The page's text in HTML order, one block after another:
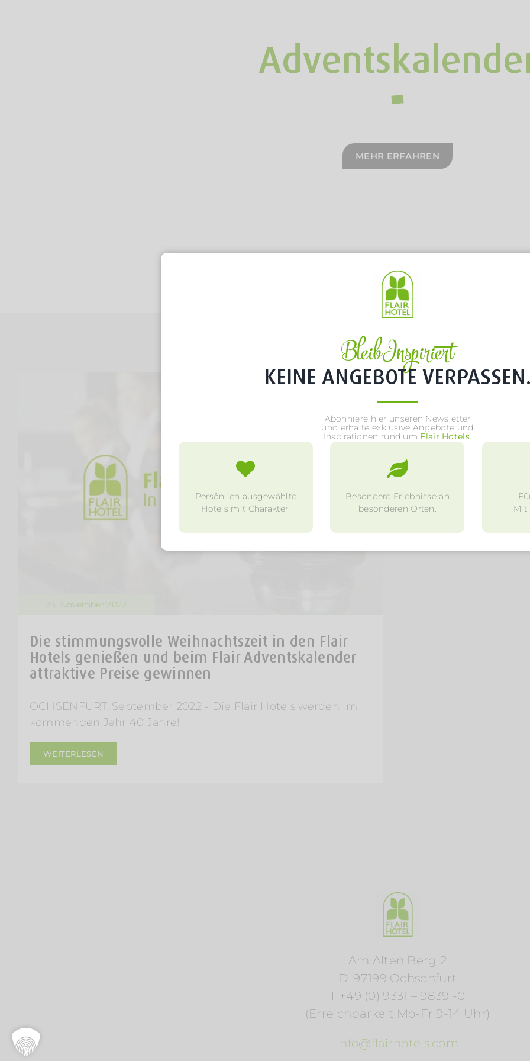
MEHR ERFAHREN
23. November 2022
Die stimmungsvolle Weihnachtszeit in den Flair
Hotels genießen und beim Flair Adventskalender
attraktive Preise gewinnen
OCHSENFURT, September 2022 - Die Flair Hotels werden im
kommenden Jahr 40 Jahre!
WEITERLESEN
Am Alten Berg 2
D-97199 Ochsenfurt
T +49 (0) 9331 – 9839 -0
(Erreichbarkeit Mo-Fr 9-14 Uhr)
info@flairhotels.com
Bleib Inspiriert
KEINE ANGEBOTE
Abonniere hier unseren Newsletter
und erhalte exklusive Angebote und
Inspirationen rund um Flair Hotels.
Persönlich ausgewählte
Hotels mit Charakter.
Besondere Erlebnisse an
besonderen Orten.
Mit